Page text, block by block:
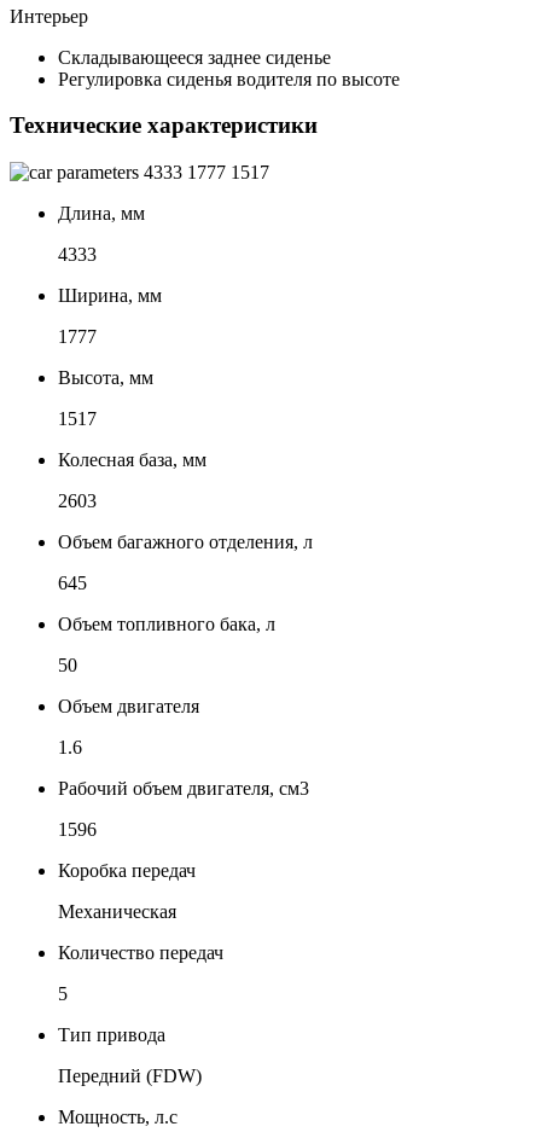
Интерьер
Складывающееся заднее сиденье
Регулировка сиденья водителя по высоте
Технические характеристики
4333 1777 1517
Длина, мм
4333
Ширина, мм
1777
Высота, мм
1517
Колесная база, мм
2603
Объем багажного отделения, л
645
Объем топливного бака, л
50
Объем двигателя
1.6
Рабочий объем двигателя, см3
1596
Коробка передач
Механическая
Количество передач
5
Тип привода
Передний (FDW)
Мощность, л.с